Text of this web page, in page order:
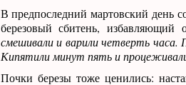
В предпоследний мартовский день
березовый сбитень, избавляющий
смешивали и варили четверть часа.
Кипятили минут пять и
Почки березы тоже ценились: